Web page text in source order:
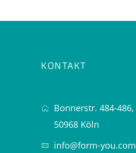
KONTAKT
Bonnerstr. 484-486,
50968 Köln
info@form-you.com